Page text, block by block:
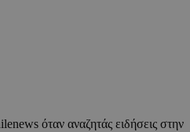
όταν αναζητάς ειδήσεις στην